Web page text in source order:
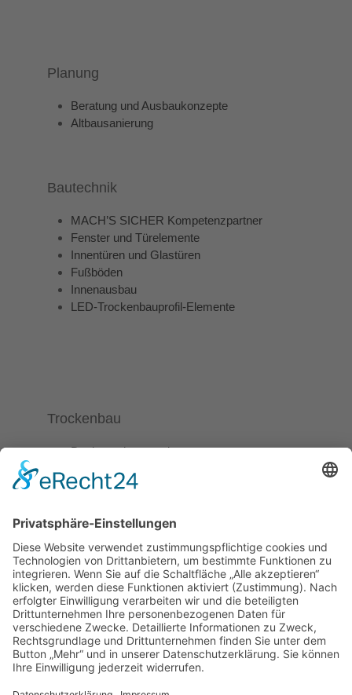
Planung
Beratung und Ausbaukonzepte
Altbausanierung
Bautechnik
MACH’S SICHER Kompetenzpartner
Fenster und Türelemente
Innentüren und Glastüren
Fußböden
Innenausbau
LED-Trockenbauprofil-Elemente
Trockenbau
Dachgeschossausbau
Bautechnischer Brandschutz
Trockenbauarbeiten
Sicherheitstechnik im Trockenbau
Raumgestaltung
Innendekoration und Stoffe
Sonnenschutzsysteme